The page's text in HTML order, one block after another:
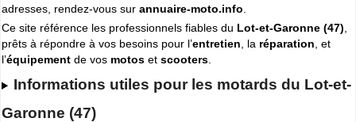
adresses, rendez-vous sur annuaire-moto.info
Ce site référence les professionnels fiables du Lot-et-Garonne (47)
prêts à répondre à vos besoins pour l’entretien , la réparation , et
l’équipement de vos motos et scooters
Informations utiles pour les motards du Lot-et-
Garonne (47)